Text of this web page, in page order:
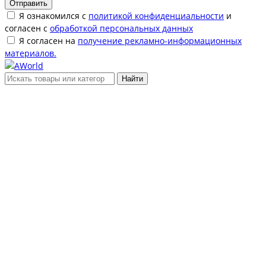
Отправить
Я ознакомился с политикой конфиденциальности и
согласен с обработкой персональных данных
Я согласен на получение рекламно-информационных
материалов.
Найти